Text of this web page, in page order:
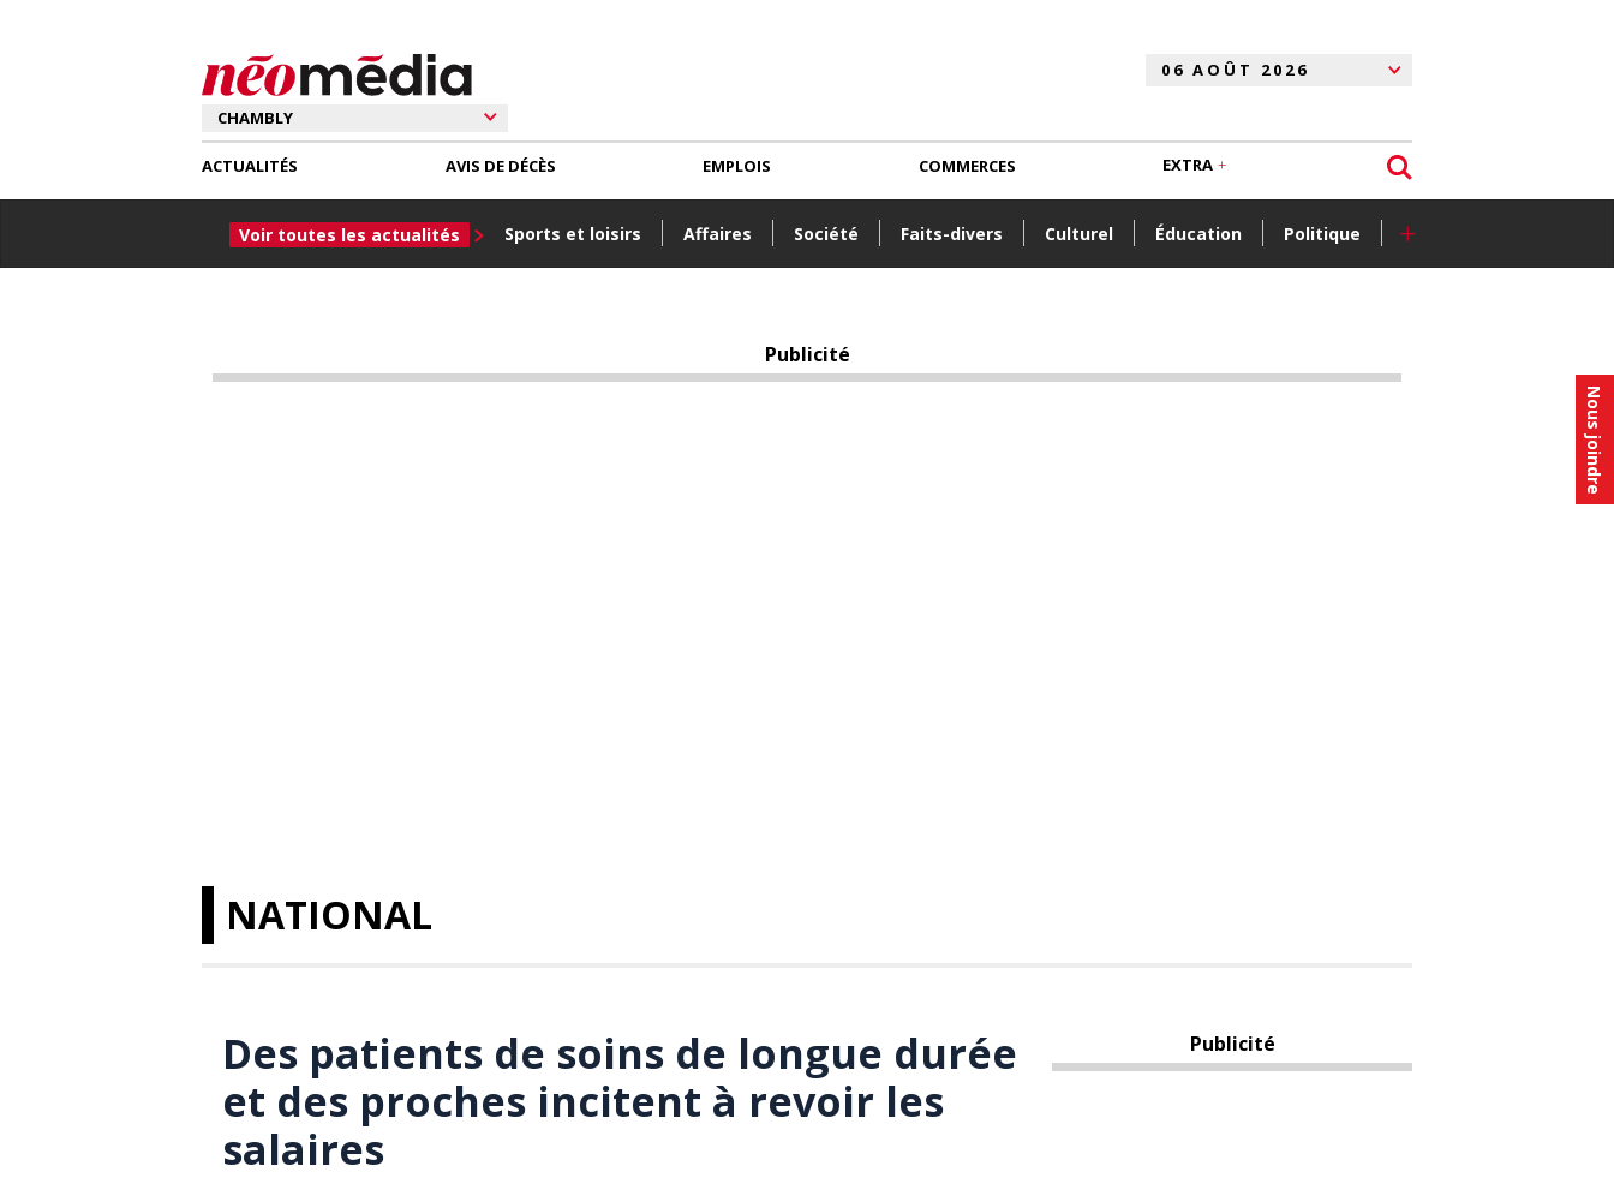
Nous joindre
ACTUALITÉS
Voir toutes les actualités Sports et loisirs Affaires Société Faits-divers Culturel Éducation Politique +
AVIS DE DÉCÈS EMPLOIS COMMERCES EXTRA
Publicité
NATIONAL
Des patients de soins de longue durée
et des proches incitent à revoir les
salaires
Publicité